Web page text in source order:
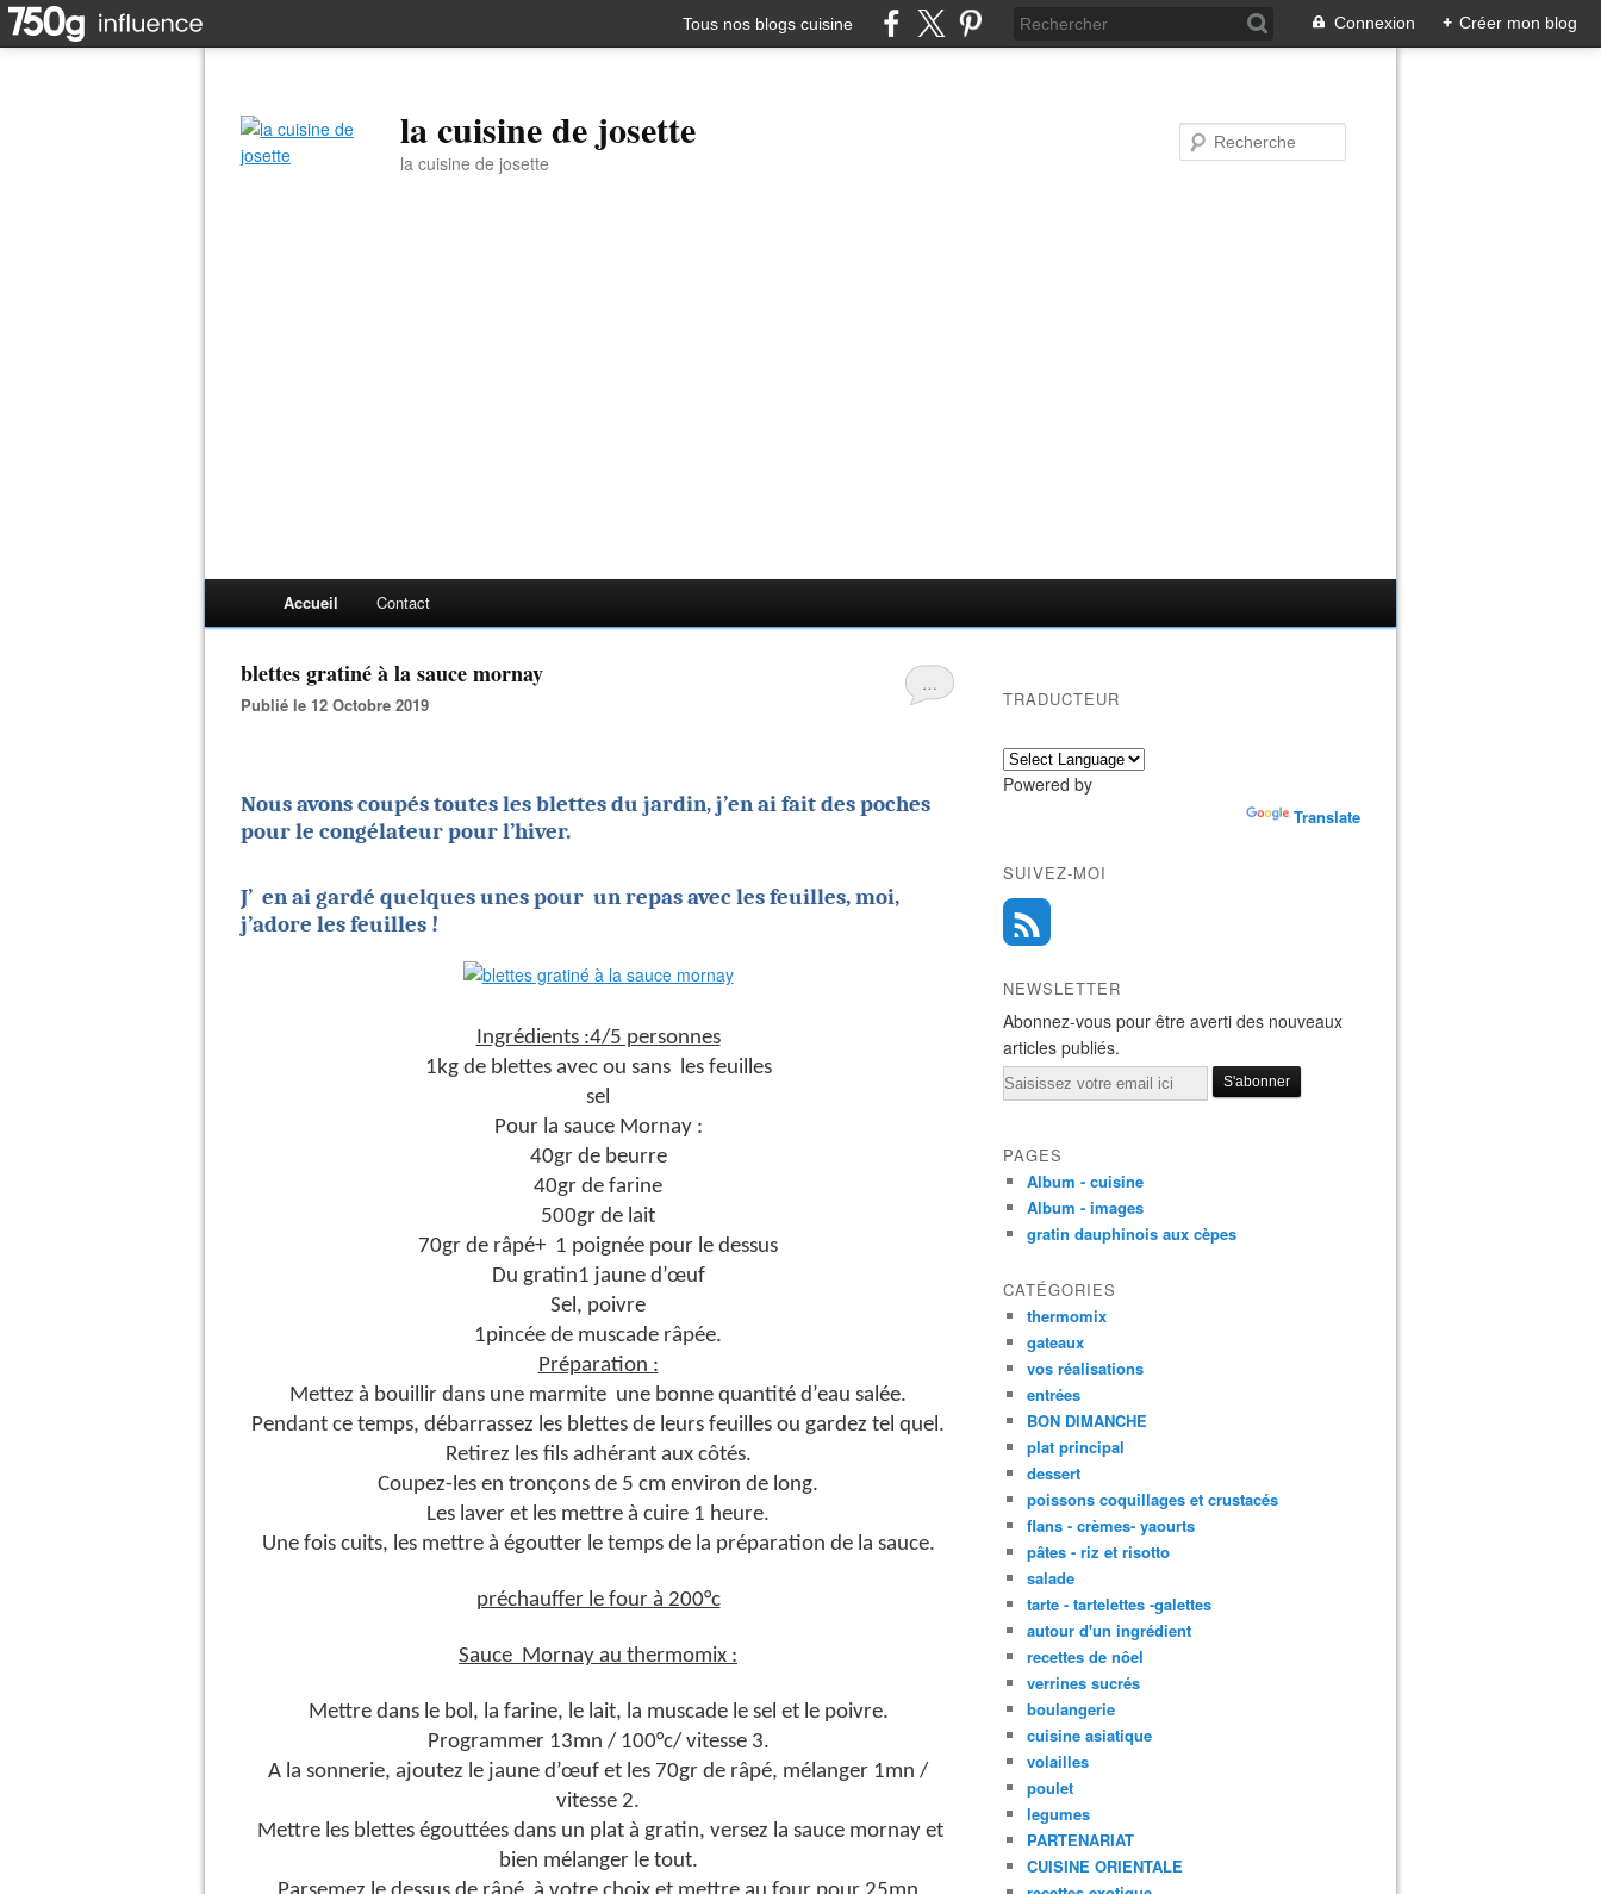
Tous nos blogs cuisine Connexion + Créer mon blog
la cuisine de josette
la cuisine de josette
Accueil Contact
…
blettes gratiné à la sauce mornay
Publié le 12 Octobre 2019
Nous avons coupés toutes les blettes du jardin, j’en ai fait des poches
pour le congélateur pour l’hiver.
J’ en ai gardé quelques unes pour un repas avec les feuilles, moi,
j’adore les feuilles !
Ingrédients :4/5 personnes
1kg de blettes avec ou sans les feuilles
sel
Pour la sauce Mornay :
40gr de beurre
40gr de farine
500gr de lait
70gr de râpé+ 1 poignée pour le dessus
Du gratin1 jaune d’œuf
Sel, poivre
1pincée de muscade râpée.
Préparation :
Mettez à bouillir dans une marmite une bonne quantité d’eau salée.
Pendant ce temps, débarrassez les blettes de leurs feuilles ou gardez tel quel.
Retirez les fils adhérant aux côtés.
Coupez-les en tronçons de 5 cm environ de long.
Les laver et les mettre à cuire 1 heure.
Une fois cuits, les mettre à égoutter le temps de la préparation de la sauce.
préchauffer le four à 200°c
Sauce Mornay au thermomix :
Mettre dans le bol, la farine, le lait, la muscade le sel et le poivre.
Programmer 13mn / 100°c/ vitesse 3.
A la sonnerie, ajoutez le jaune d’œuf et les 70gr de râpé, mélanger 1mn /
vitesse 2.
Mettre les blettes égouttées dans un plat à gratin, versez la sauce mornay et
bien mélanger le tout.
TRADUCTEUR
Powered by
Translate
SUIVEZ-MOI
NEWSLETTER
Abonnez-vous pour être averti des nouveaux
articles publiés.
Email
PAGES
Album - cuisine
Album - images
gratin dauphinois aux cèpes
CATÉGORIES
thermomix
gateaux
vos réalisations
entrées
BON DIMANCHE
plat principal
dessert
poissons coquillages et crustacés
flans - crèmes- yaourts
pâtes - riz et risotto
salade
tarte - tartelettes -galettes
autour d'un ingrédient
recettes de nôel
verrines sucrés
boulangerie
cuisine asiatique
volailles
poulet
legumes
PARTENARIAT
CUISINE ORIENTALE